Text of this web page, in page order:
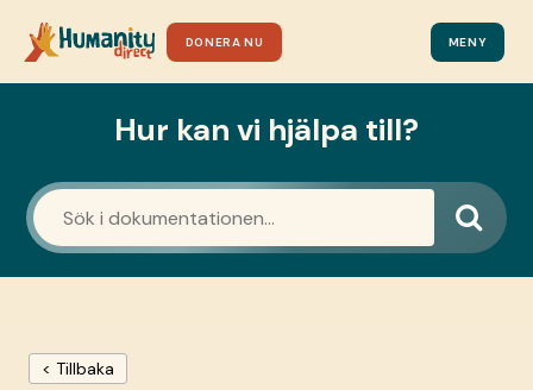
DONERA NU MENY
Hur kan vi hjälpa till?
< Tillbaka